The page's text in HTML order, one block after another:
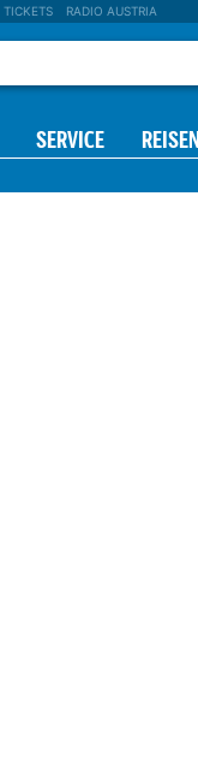
TICKETS RADIO AUSTRIA
SERVICE REISEN